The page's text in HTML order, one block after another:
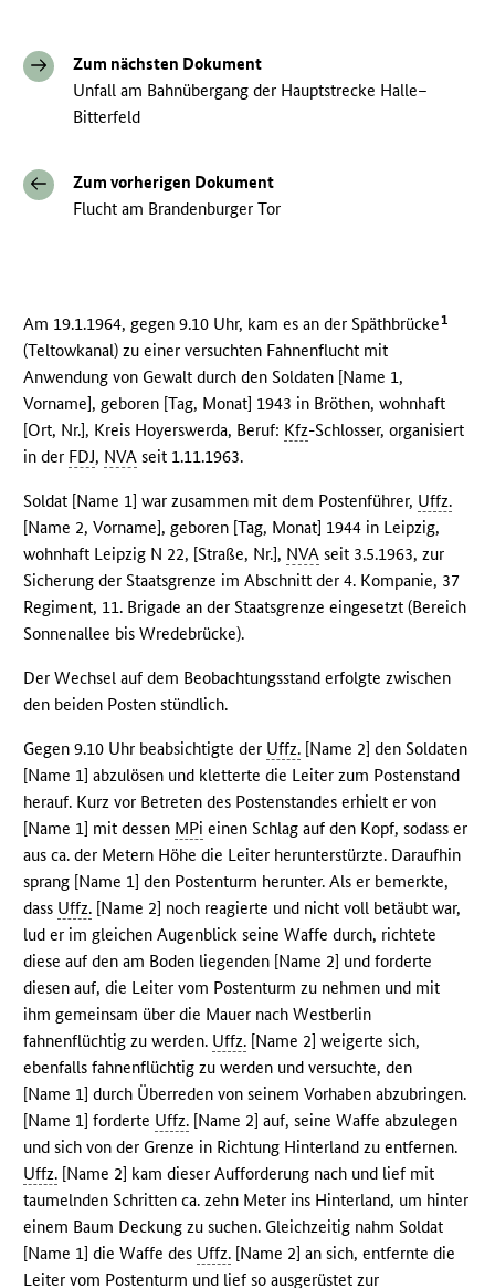
Zum nächsten Dokument
Unfall am Bahnübergang der Hauptstrecke Halle–
Bitterfeld
Zum vorherigen Dokument
Flucht am Brandenburger Tor
Am 19.1.1964, gegen 9.10 Uhr, kam es an der Späthbrücke1
(Teltowkanal) zu einer versuchten Fahnenflucht mit
Anwendung von Gewalt durch den Soldaten [Name 1,
Vorname], geboren [Tag, Monat] 1943 in Bröthen, wohnhaft
[Ort, Nr.], Kreis Hoyerswerda, Beruf: Kfz-Schlosser, organisiert
in der FDJ, NVA seit 1.11.1963.
Soldat [Name 1] war zusammen mit dem Postenführer, Uffz.
[Name 2, Vorname], geboren [Tag, Monat] 1944 in Leipzig,
wohnhaft Leipzig N 22, [Straße, Nr.], NVA seit 3.5.1963, zur
Sicherung der Staatsgrenze im Abschnitt der 4. Kompanie, 37
Regiment, 11. Brigade an der Staatsgrenze eingesetzt (Bereich
Sonnenallee bis Wredebrücke).
Der Wechsel auf dem Beobachtungsstand erfolgte zwischen
den beiden Posten stündlich.
Gegen 9.10 Uhr beabsichtigte der Uffz. [Name 2] den Soldaten
[Name 1] abzulösen und kletterte die Leiter zum Postenstand
herauf. Kurz vor Betreten des Postenstandes erhielt er von
[Name 1] mit dessen MPi einen Schlag auf den Kopf, sodass er
aus ca. der Metern Höhe die Leiter herunterstürzte. Daraufhin
sprang [Name 1] den Postenturm herunter. Als er bemerkte,
dass Uffz. [Name 2] noch reagierte und nicht voll betäubt war,
lud er im gleichen Augenblick seine Waffe durch, richtete
diese auf den am Boden liegenden [Name 2] und forderte
diesen auf, die Leiter vom Postenturm zu nehmen und mit
ihm gemeinsam über die Mauer nach Westberlin
fahnenflüchtig zu werden. Uffz. [Name 2] weigerte sich,
ebenfalls fahnenflüchtig zu werden und versuchte, den
[Name 1] durch Überreden von seinem Vorhaben abzubringen.
[Name 1] forderte Uffz. [Name 2] auf, seine Waffe abzulegen
und sich von der Grenze in Richtung Hinterland zu entfernen.
Uffz. [Name 2] kam dieser Aufforderung nach und lief mit
taumelnden Schritten ca. zehn Meter ins Hinterland, um hinter
einem Baum Deckung zu suchen. Gleichzeitig nahm Soldat
[Name 1] die Waffe des Uffz. [Name 2] an sich, entfernte die
Leiter vom Postenturm und lief so ausgerüstet zur